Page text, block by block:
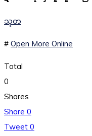
သုတ
# Open More Online
Total
0
Shares
Share 0
Tweet 0